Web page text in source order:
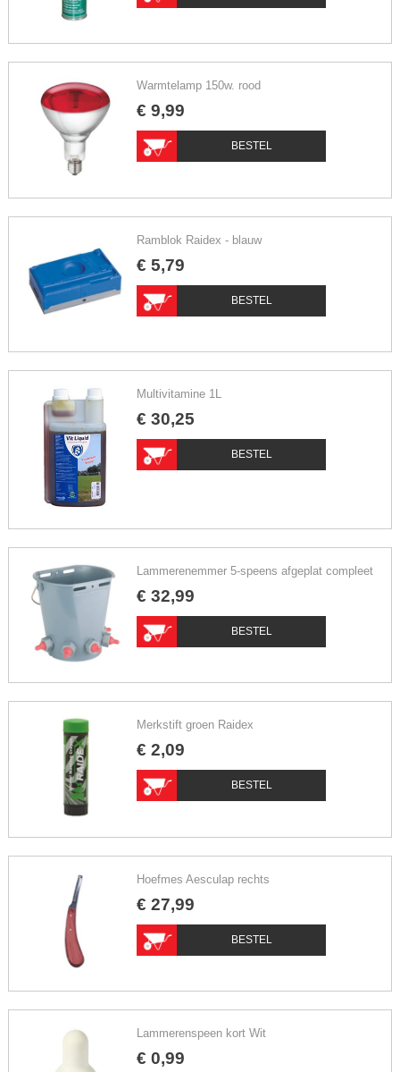
Warmtelamp 150w. rood
€ 9,99
BESTEL
Ramblok Raidex - blauw
€ 5,79
BESTEL
Multivitamine 1L
€ 30,25
BESTEL
Lammerenemmer 5-speens afgeplat compleet
€ 32,99
BESTEL
Merkstift groen Raidex
€ 2,09
BESTEL
Hoefmes Aesculap rechts
€ 27,99
BESTEL
Lammerenspeen kort Wit
€ 0,99